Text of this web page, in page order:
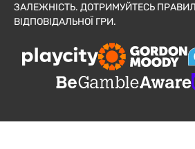
ЗАЛЕЖНІСТЬ. ДОТРИМУЙТЕСЬ
ВІДПОВІДАЛЬНОЇ ГРИ.